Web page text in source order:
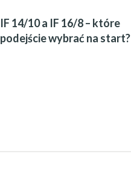
IF 14/10 a IF 16/8 – które
podejście wybrać na start?